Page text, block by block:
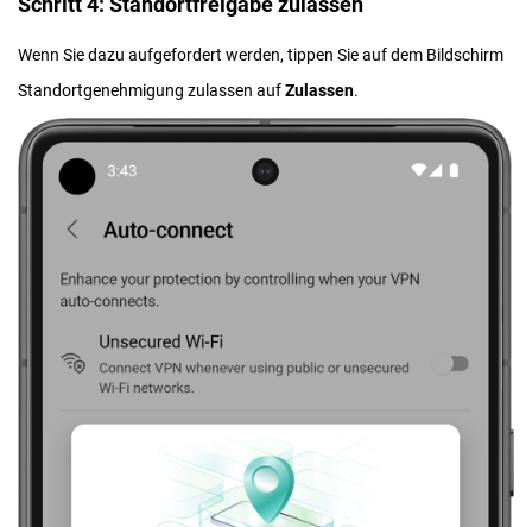
Wenn Sie dazu aufgefordert werden, tippen Sie auf dem Bildschirm
Standortgenehmigung zulassen aufZulassen.